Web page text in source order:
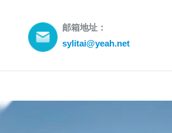
邮箱地址：
sylitai@yeah.net